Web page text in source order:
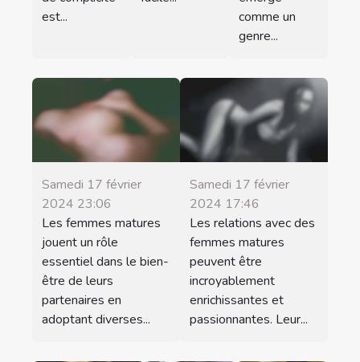
est...
comme un
genre...
Samedi 17 février
2024 23:06
Les femmes matures
jouent un rôle
essentiel dans le bien-
être de leurs
partenaires en
adoptant diverses...
Samedi 17 février
2024 17:46
Les relations avec des
femmes matures
peuvent être
incroyablement
enrichissantes et
passionnantes. Leur...